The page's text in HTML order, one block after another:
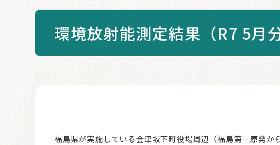
環境放射能測定結果（R7 5月分
福島県が実施している会津坂下町役場周辺（福島第一原発か